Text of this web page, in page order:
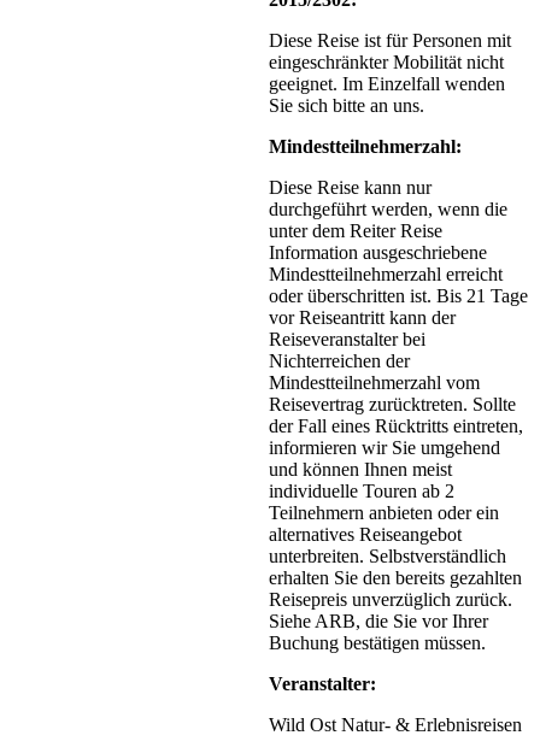
Diese Reise ist für Personen mit
eingeschränkter Mobilität nicht
geeignet. Im Einzelfall wenden
Sie sich bitte an uns.
Mindestteilnehmerzahl:
Diese Reise kann nur
durchgeführt werden, wenn die
unter dem Reiter Reise
Information ausgeschriebene
Mindestteilnehmerzahl erreicht
oder überschritten ist. Bis 21 Tage
vor Reiseantritt kann der
Reiseveranstalter bei
Nichterreichen der
Mindestteilnehmerzahl vom
Reisevertrag zurücktreten. Sollte
der Fall eines Rücktritts eintreten,
informieren wir Sie umgehend
und können Ihnen meist
individuelle Touren ab 2
Teilnehmern anbieten oder ein
alternatives Reiseangebot
unterbreiten. Selbstverständlich
erhalten Sie den bereits gezahlten
Reisepreis unverzüglich zurück.
Siehe ARB, die Sie vor Ihrer
Buchung bestätigen müssen.
Veranstalter:
Wild Ost Natur- & Erlebnisreisen